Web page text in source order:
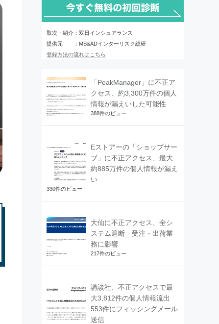
取次・紹介：双日インシュアランス
提供元 ：MS&ADインターリスク総研
登録方法の流れはこちら
「PeakManager」に不正ア
クセス、約3,300万件の個人
情報が漏えいした可能性
388件のビュー
Eストアーの「ショップサー
ブ」に不正アクセス、最大
約885万件の個人情報が漏え
い
330件のビュー
大仙に不正アクセス、全シ
ステム遮断 受注・出荷業
務に影響
217件のビュー
講談社、不正アクセスで最
大3,812件の個人情報流出
553件にフィッシングメール
送信